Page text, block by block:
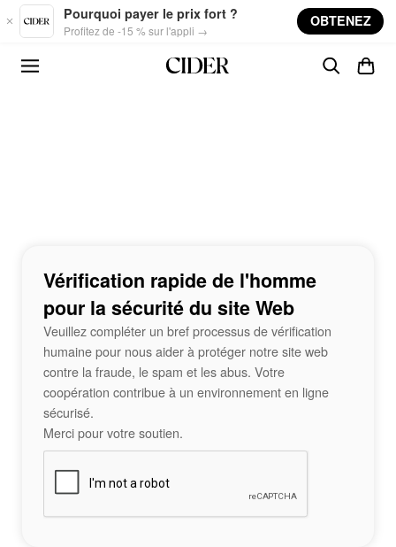
Skip to main content
Pourquoi payer le prix fort ?
Profitez de -15 % sur l'appli →
OBTENEZ
Vérification rapide de l'homme
pour la sécurité du site Web
Veuillez compléter un bref processus de vérification
humaine pour nous aider à protéger notre site web
contre la fraude, le spam et les abus. Votre
coopération contribue à un environnement en ligne
sécurisé.
Merci pour votre soutien.